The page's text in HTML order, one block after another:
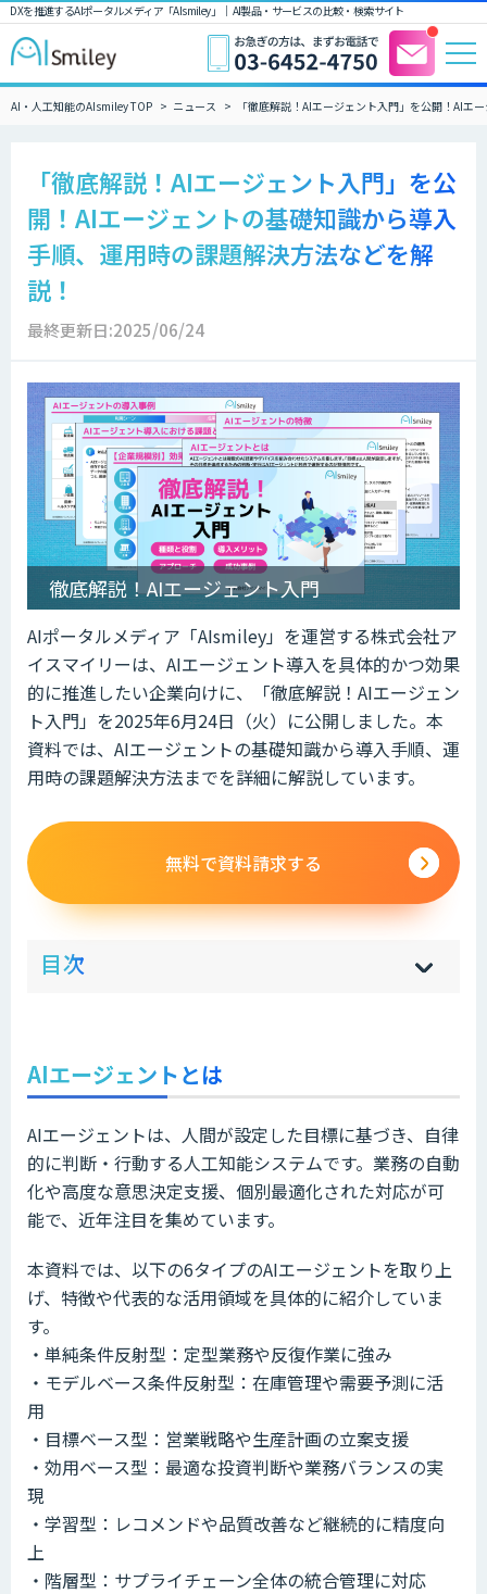
DXを推進するAIポータルメディア「AIsmiley」｜ AI製品・サービスの比較・検索サイト
AI・人工知能のAIsmiley TOP ニュース 「徹底解説！AIエージェント入門」を公開！AIエ
「徹底解説！AIエージェント入門」を公
開！AIエージェントの基礎知識から導入
手順、運用時の課題解決方法などを解
説！
最終更新日:2025/06/24
徹底解説！AIエージェント入門
AIポータルメディア「AIsmiley」を運営する株式会社ア
イスマイリーは、AIエージェント導入を具体的かつ効果
的に推進したい企業向けに、「徹底解説！AIエージェン
ト入門」を2025年6月24日（火）に公開しました。本
資料では、AIエージェントの基礎知識から導入手順、運
用時の課題解決方法までを詳細に解説しています。
無料で資料請求する
目次 hi
]
sh
]
AIエージェントとは
AIエージェントは、人間が設定した目標に基づき、自律
的に判断・行動する人工知能システムです。業務の自動
化や高度な意思決定支援、個別最適化された対応が可
能で、近年注目を集めています。
本資料では、以下の6タイプのAIエージェントを取り上
げ、特徴や代表的な活用領域を具体的に紹介していま
す。
・単純条件反射型：定型業務や反復作業に強み
・モデルベース条件反射型：在庫管理や需要予測に活
用
・目標ベース型：営業戦略や生産計画の立案支援
・効用ベース型：最適な投資判断や業務バランスの実
現
・学習型：レコメンドや品質改善など継続的に精度向
上
・階層型：サプライチェーン全体の統合管理に対応